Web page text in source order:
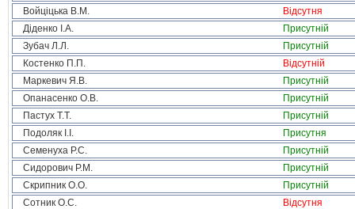
Войціцька В.М.
Відсутня
Діденко І.А.
Присутній
Зубач Л.Л.
Присутній
Костенко П.П.
Відсутній
Маркевич Я.В.
Присутній
Опанасенко О.В.
Присутній
Пастух Т.Т.
Присутній
Подоляк І.І.
Присутня
Семенуха Р.С.
Присутній
Сидорович Р.М.
Присутній
Скрипник О.О.
Присутній
Сотник О.С.
Відсутня